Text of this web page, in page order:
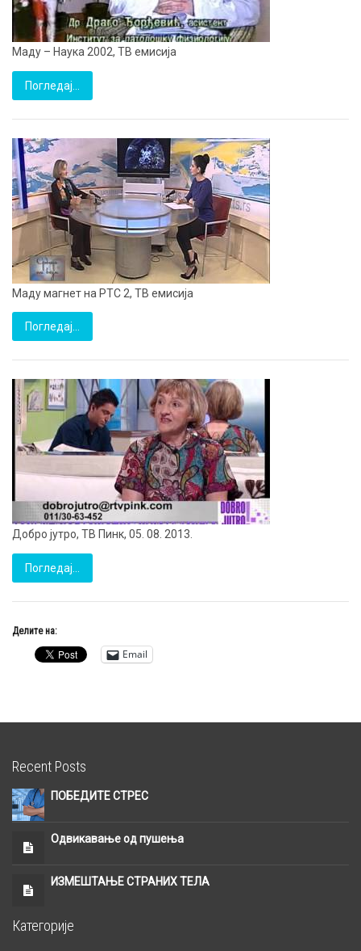
Маду – Наука 2002, ТВ емисија
Погледај…
Mаду магнет на РТС 2, ТВ емисија
Погледај…
Добро јутро, ТВ Пинк, 05. 08. 2013.
Погледај…
Делите на:
Email
Recent Posts
ПОБЕДИТЕ СТРЕС
Одвикавање од пушења
ИЗМЕШТАЊЕ СТРАНИХ ТЕЛА
Категорије